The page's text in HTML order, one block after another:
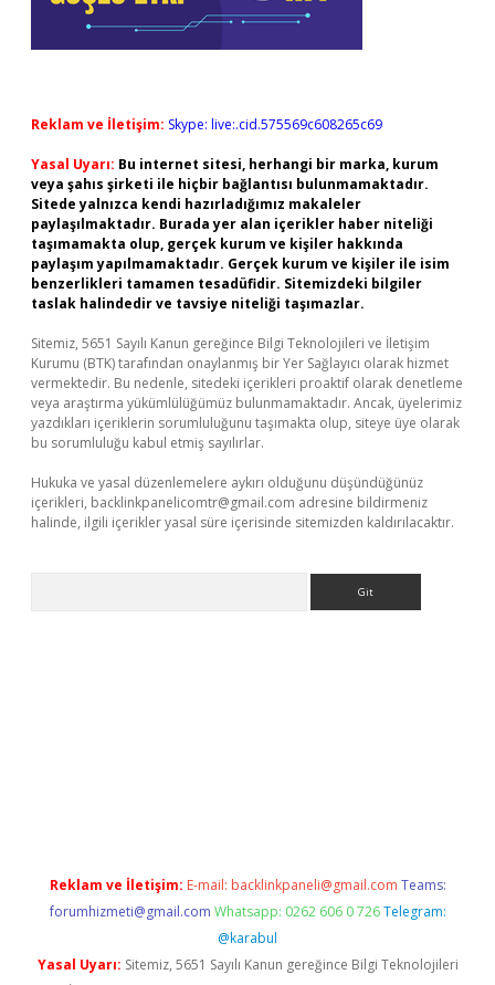
Reklam ve İletişim: Skype: live:.cid.575569c608265c69
Yasal Uyarı: Bu internet sitesi, herhangi bir marka, kurum
veya şahıs şirketi ile hiçbir bağlantısı bulunmamaktadır.
Sitede yalnızca kendi hazırladığımız makaleler
paylaşılmaktadır. Burada yer alan içerikler haber niteliği
taşımamakta olup, gerçek kurum ve kişiler hakkında
paylaşım yapılmamaktadır. Gerçek kurum ve kişiler ile isim
benzerlikleri tamamen tesadüfidir. Sitemizdeki bilgiler
taslak halindedir ve tavsiye niteliği taşımazlar.
Sitemiz, 5651 Sayılı Kanun gereğince Bilgi Teknolojileri ve İletişim
Kurumu (BTK) tarafından onaylanmış bir Yer Sağlayıcı olarak hizmet
vermektedir. Bu nedenle, sitedeki içerikleri proaktif olarak denetleme
veya araştırma yükümlülüğümüz bulunmamaktadır. Ancak, üyelerimiz
yazdıkları içeriklerin sorumluluğunu taşımakta olup, siteye üye olarak
bu sorumluluğu kabul etmiş sayılırlar.
Hukuka ve yasal düzenlemelere aykırı olduğunu düşündüğünüz
içerikleri, backlinkpanelicomtr@gmail.com adresine bildirmeniz
halinde, ilgili içerikler yasal süre içerisinde sitemizden kaldırılacaktır.
Reklam ve İletişim: E-mail: backlinkpaneli@gmail.com Teams:
forumhizmeti@gmail.com Whatsapp: 0262 606 0 726 Telegram:
@karabul
Yasal Uyarı: Sitemiz, 5651 Sayılı Kanun gereğince Bilgi Teknolojileri